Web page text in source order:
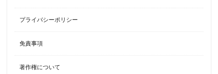
プライバシーポリシー
免責事項
著作権について